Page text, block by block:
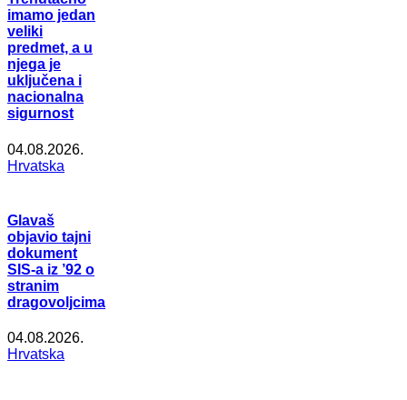
imamo jedan
veliki
predmet, a u
njega je
uključena i
nacionalna
sigurnost
04.08.2026.
Hrvatska
Glavaš
objavio tajni
dokument
SIS-a iz ’92 o
stranim
dragovoljcima
04.08.2026.
Hrvatska